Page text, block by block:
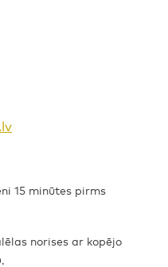
15 minūtes pirms
norises ar kopējo